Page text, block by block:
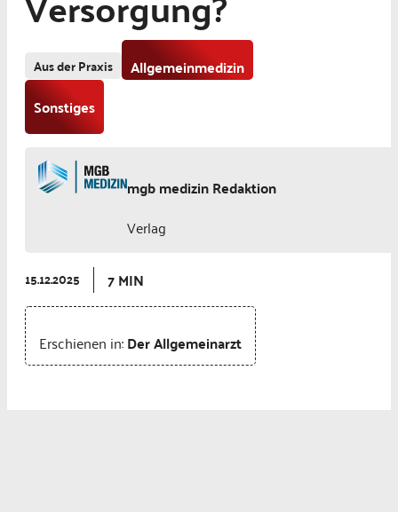
Aus der Praxis
Allgemeinmedizin
Sonstiges
mgb medizin Redaktion
Verlag
15.12.2025 7 MIN
Erschienen in:Der Allgemeinarzt